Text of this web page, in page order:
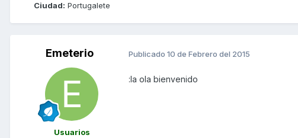
Ciudad: Portugalete
Emeterio
Usuarios
Publicado 10 de Febrero del 2015
:la ola bienvenido